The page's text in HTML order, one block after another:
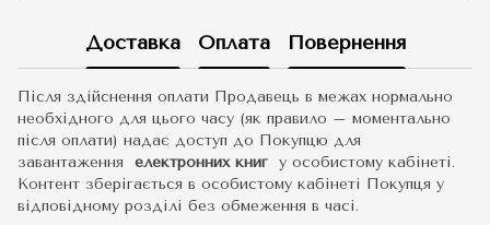
Доставка Оплата Повернення
Після здійснення оплати Продавець в межах нормально
необхідного для цього часу (як правило – моментально
після оплати) надає доступ до Покупцю для
завантаження електронних книг у особистому кабінеті.
Контент зберігається в особистому кабінеті Покупця у
відповідному розділі без обмеження в часі.